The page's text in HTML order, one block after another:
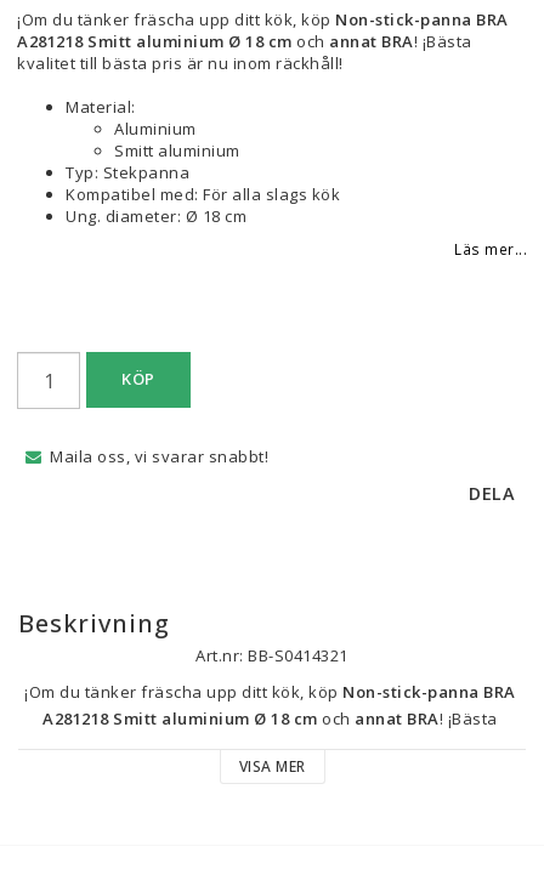
¡Om du tänker fräscha upp ditt kök, köp Non-stick-panna BRA
A281218 Smitt aluminium Ø 18 cm och annat BRA! ¡Bästa
kvalitet till bästa pris är nu inom räckhåll!
Material:
Aluminium
Smitt aluminium
Typ: Stekpanna
Kompatibel med: För alla slags kök
Ung. diameter: Ø 18 cm
Läs mer...
KÖP
Maila oss, vi svarar snabbt!
DELA
Beskrivning
Art.nr: BB-S0414321
¡Om du tänker fräscha upp ditt kök, köp Non-stick-panna BRA
A281218 Smitt aluminium Ø 18 cm och annat BRA! ¡Bästa
kvalitet till bästa pris är nu inom räckhåll!
VISA MER